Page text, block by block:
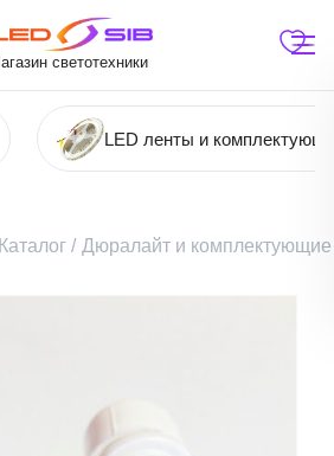
светотехники
LED ленты и
Каталог / Дюралайт и комплектующие